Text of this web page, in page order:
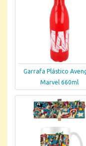
Garrafa Plástico
Marvel 660ml